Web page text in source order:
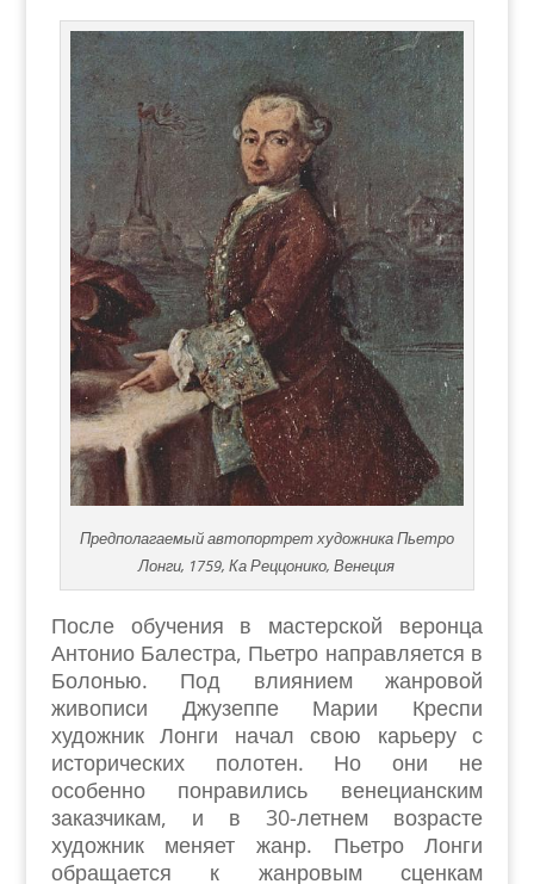
Предполагаемый автопортрет художника Пьетро
Лонги, 1759, Ка Реццонико, Венеция
После обучения в мастерской веронца
Антонио Балестра, Пьетро направляется в
Болонью. Под влиянием жанровой
живописи Джузеппе Марии Креспи
художник Лонги начал свою карьеру с
исторических полотен. Но они не
особенно понравились венецианским
заказчикам, и в 30-летнем возрасте
художник меняет жанр. Пьетро Лонги
обращается к жанровым сценкам